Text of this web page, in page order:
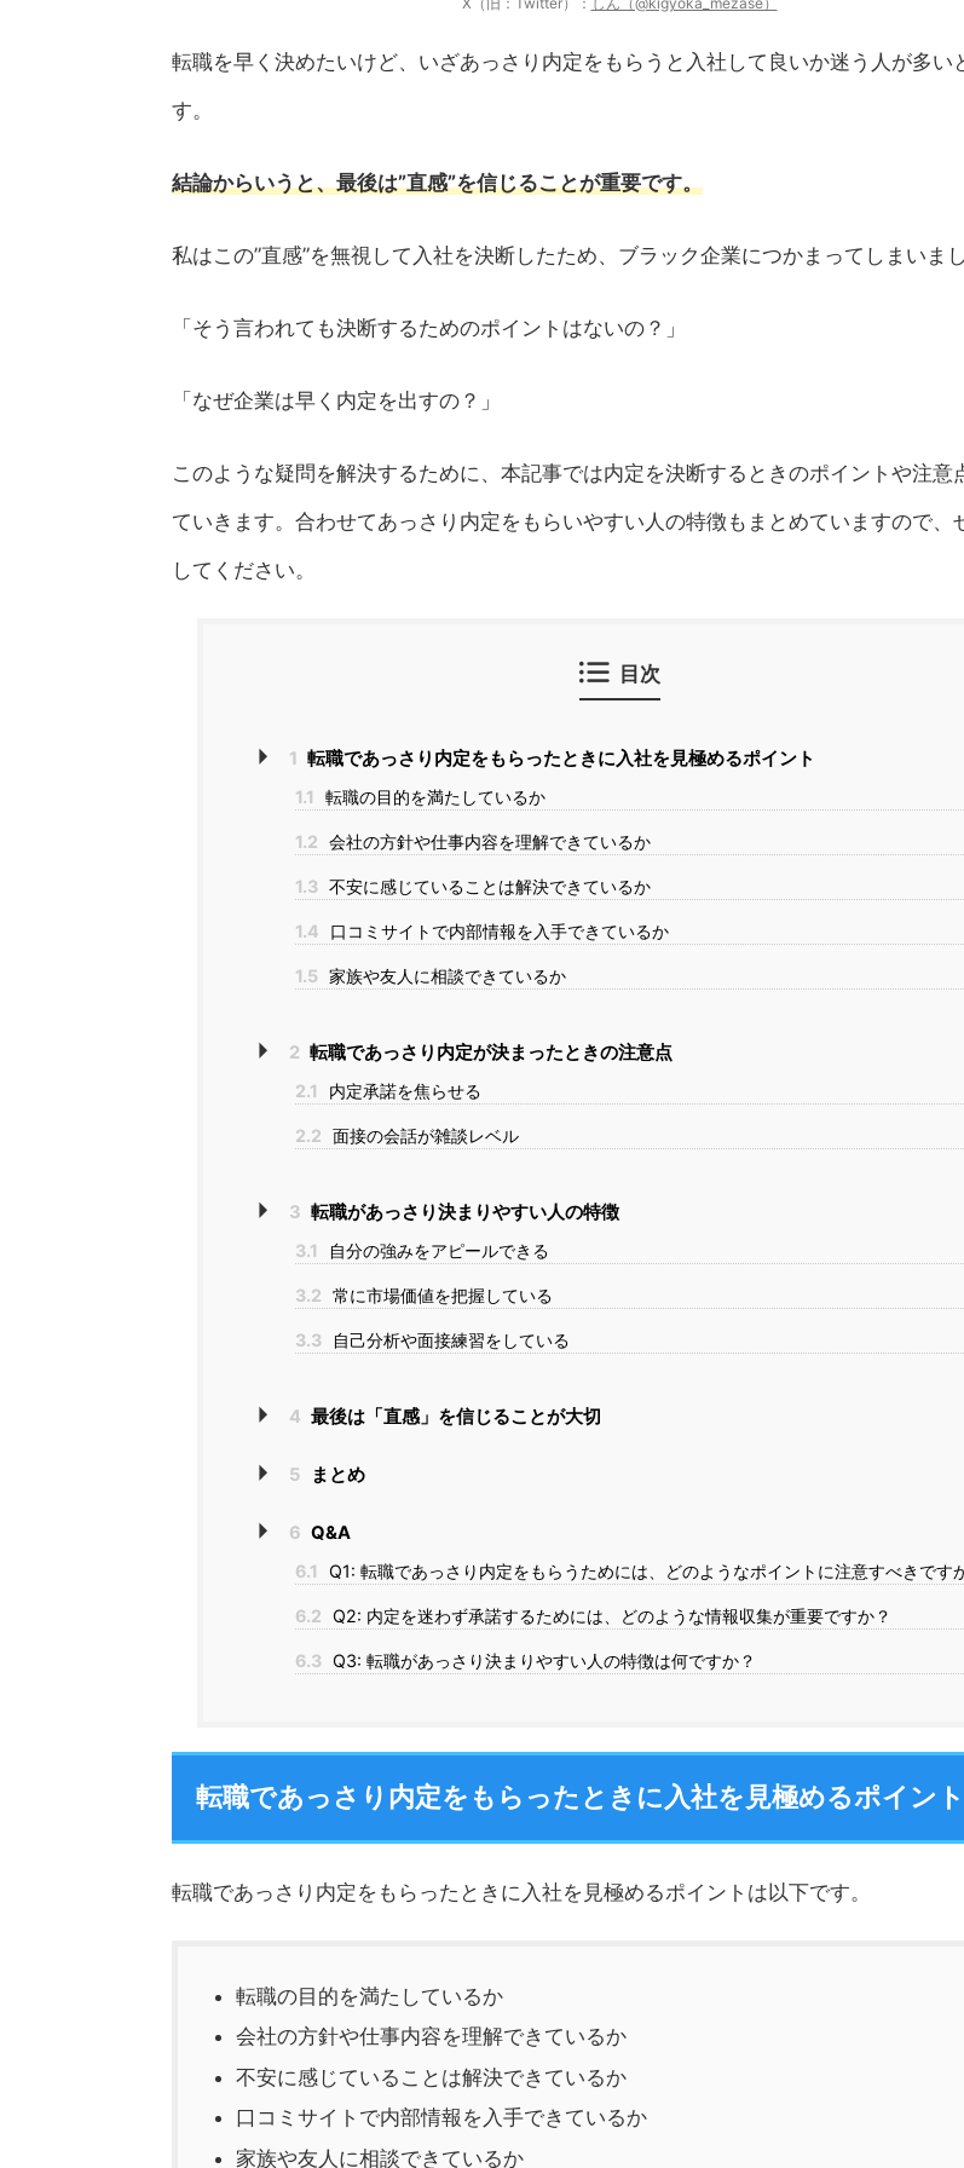
転職を早く決めたいけど、いざあっさり内定をもらうと入社して良いか迷う人が多い
す。
結論からいうと、最後は”直感”を信じることが重要です。
私はこの”直感”を無視して入社を決断したため、ブラック企業につかまってしまいまし
「そう言われても決断するためのポイントはないの？」
「なぜ企業は早く内定を出すの？」
このような疑問を解決するために、本記事では内定を決断するときのポイントや注意
ていきます。合わせてあっさり内定をもらいやすい人の特徴もまとめていますので、
してください。
目次
1 転職であっさり内定をもらったときに入社を見極めるポイント
1.1 転職の目的を満たしているか
1.2 会社の方針や仕事内容を理解できているか
1.3 不安に感じていることは解決できているか
1.4 口コミサイトで内部情報を入手できているか
1.5 家族や友人に相談できているか
2 転職であっさり内定が決まったときの注意点
2.1 内定承諾を焦らせる
2.2 面接の会話が雑談レベル
3 転職があっさり決まりやすい人の特徴
3.1 自分の強みをアピールできる
3.2 常に市場価値を把握している
3.3 自己分析や面接練習をしている
4 最後は「直感」を信じることが大切
5 まとめ
6 Q&A
6.1 Q1: 転職であっさり内定をもらうためには、どのようなポイントに注意すべきです
6.2 Q2: 内定を迷わず承諾するためには、どのような情報収集が重要ですか？
6.3 Q3: 転職があっさり決まりやすい人の特徴は何ですか？
転職であっさり内定をもらったときに入社を見極めるポイント
転職であっさり内定をもらったときに入社を見極めるポイントは以下です。
転職の目的を満たしているか
会社の方針や仕事内容を理解できているか
不安に感じていることは解決できているか
口コミサイトで内部情報を入手できているか
家族や友人に相談できているか